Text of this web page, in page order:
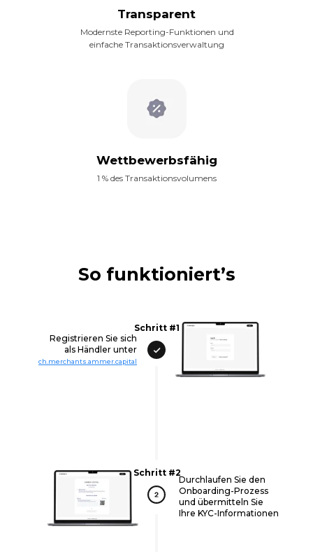
1 % des Transaktionsvolumens
Wettbewerbsfähig
Transparent
Modernste Reporting-Funktionen und
einfache Transaktionsverwaltung
Durchlaufen Sie den
Onboarding-Prozess
und übermitteln Sie
Ihre KYC-Informationen
Schritt #2
Registrieren Sie sich
als Händler unter
ch.merchants.ammer.capital
Schritt #1
So funktioniert’s